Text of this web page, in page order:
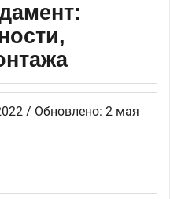
/ Обновлено: 2 мая